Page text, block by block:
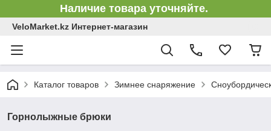
Наличие товара уточняйте.
VeloMarket.kz Интернет-магазин
Каталог товаров Зимнее снаряжение
Горнолыжные брюки